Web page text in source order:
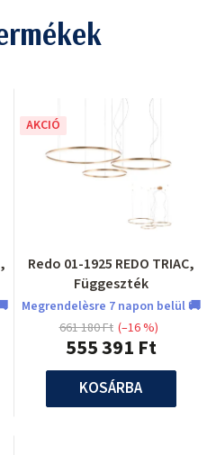
AKCIÓ
Redo 01-1925 REDO TRIAC,
Függeszték
Megrendelèsre 7 napon belül 🚚
555 391 Ft
661 180 Ft (–16 %)
KOSÁRBA